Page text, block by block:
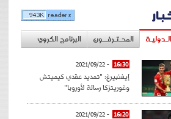
المحـتـرفــون البرنامج الكروي
16:30
- 2021/09/22
إيفنبيرغ: "تمديد عقدي كيميتش
وغوريتزكا رسالة لأوروبا"
16:20
- 2021/09/22